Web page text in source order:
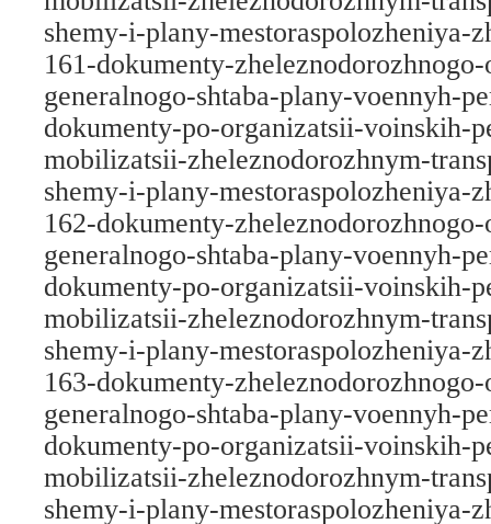
shemy-i-plany-mestoraspolozheniya-
161-dokumenty-
generalnogo-shtaba-plany-voennyh-
dokumenty-po-organizatsii-voinskih-
mobilizatsii-zheleznodorozhnym-
shemy-i-plany-mestoraspolozheniya-
162-dokumenty-
generalnogo-shtaba-plany-voennyh-
dokumenty-po-organizatsii-voinskih-
mobilizatsii-zheleznodorozhnym-
shemy-i-plany-mestoraspolozheniya-
163-dokumenty-
generalnogo-shtaba-plany-voennyh-
dokumenty-po-organizatsii-voinskih-
mobilizatsii-zheleznodorozhnym-
shemy-i-plany-mestoraspolozheniya-